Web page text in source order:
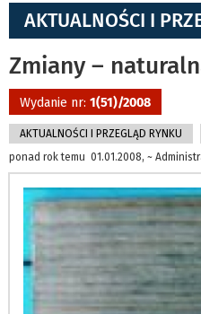
AKTUALNOŚCI I
Zmiany –
Wydanie nr: 1(51)/2008
AKTUALNOŚCI I PRZEGLĄD RYNKU
ponad rok temu 01.01.2008, ~